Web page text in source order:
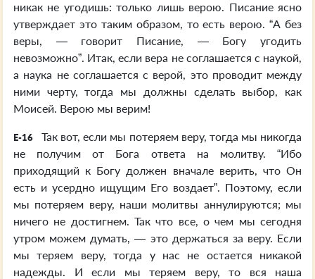
никак не угодишь: только лишь верою. Писание ясно
утверждает это таким образом, то есть верою. “А без
веры, — говорит Писание, — Богу угодить
невозможно”. Итак, если вера не соглашается с наукой,
а наука не соглашается с верой, это проводит между
ними черту, тогда мы должны сделать выбор, как
Моисей. Верою мы верим!
E-16
Так вот, если мы потеряем веру, тогда мы никогда
не получим от Бога ответа на молитву. “Ибо
приходящий к Богу должен вначале верить, что Он
есть и усердно ищущим Его воздает”. Поэтому, если
мы потеряем веру, наши молитвы аннулируются; мы
ничего не достигнем. Так что все, о чем мы сегодня
утром можем думать, — это держаться за веру. Если
мы теряем веру, тогда у нас не остается никакой
надежды. И если мы теряем веру, то вся наша